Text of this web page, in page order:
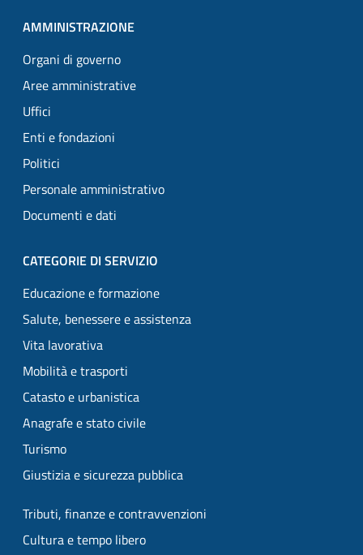
AMMINISTRAZIONE
Organi di governo
Aree amministrative
Uffici
Enti e fondazioni
Politici
Personale amministrativo
Documenti e dati
CATEGORIE DI SERVIZIO
Educazione e formazione
Salute, benessere e assistenza
Vita lavorativa
Mobilità e trasporti
Catasto e urbanistica
Anagrafe e stato civile
Turismo
Giustizia e sicurezza pubblica
Tributi, finanze e contravvenzioni
Cultura e tempo libero